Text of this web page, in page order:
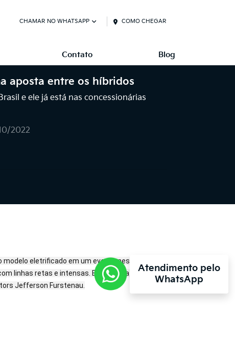
CHAMAR NO WHATSAPP COMO CHEGAR
Contato Blog
aposta entre os híbridos
e ele já está nas concessionárias
2022
eletrificado em um evento nesta segunda,
linhas retas e intensas. Enquanto a gente espera
Jefferson Furstenau.
Atendimento pelo
WhatsApp